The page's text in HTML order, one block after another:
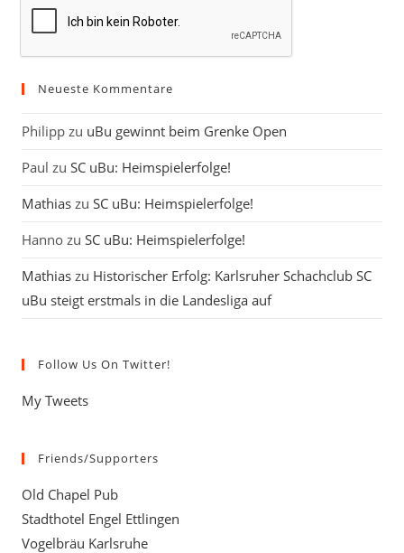
ein
(optional)
Neueste Kommentare
Philipp zu uBu gewinnt beim Grenke Open
Paul zuSC uBu: Heimspielerfolge!
Mathias zuSC uBu: Heimspielerfolge!
Hanno zuSC uBu: Heimspielerfolge!
Mathias zu Historischer Erfolg: Karlsruher Schachclub SC
uBu steigt erstmals in die Landesliga auf
Follow Us On Twitter!
My Tweets
Friends/Supporters
Old Chapel Pub
Stadthotel Engel Ettlingen
Vogelbräu Karlsruhe